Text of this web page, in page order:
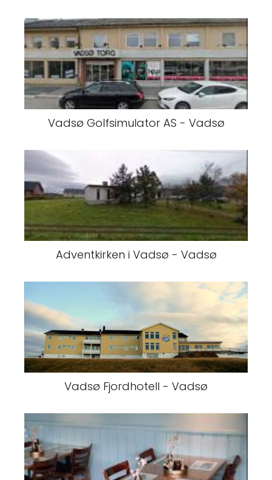
Vadsø Golfsimulator AS - Vadsø
Adventkirken i Vadsø - Vadsø
Vadsø Fjordhotell - Vadsø